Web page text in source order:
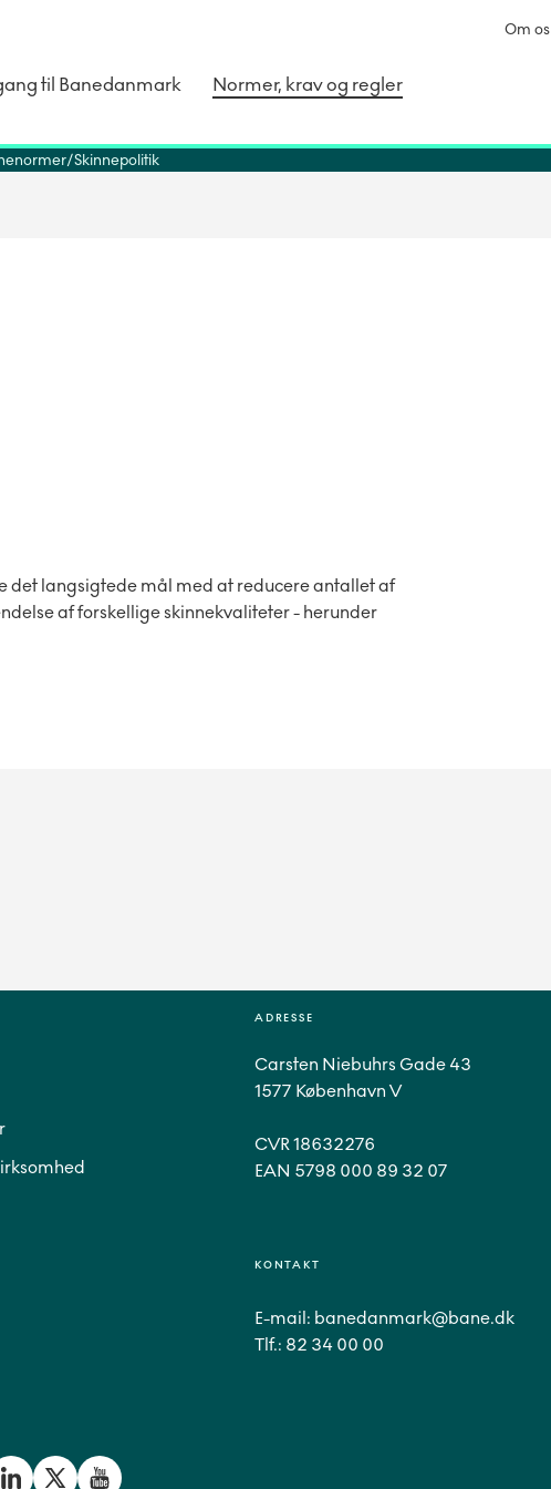
til Banedanmark Normer, krav og regler
Om os
Skinnepolitik
det langsigtede mål med at reducere antallet af
af forskellige skinnekvaliteter - herunder
ADRESSE
Carsten Niebuhrs Gade 43
1577 København V
CVR 18632276
EAN 5798 000 89 32 07
KONTAKT
E-mail: banedanmark@bane.dk
Tlf.: 82 34 00 00